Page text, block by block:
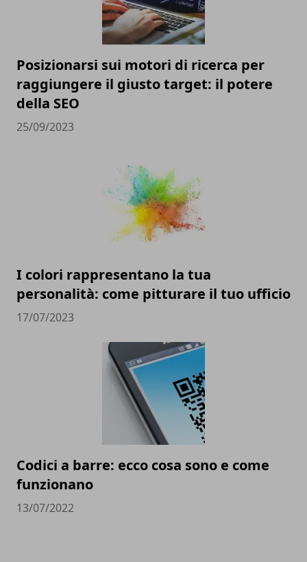
Posizionarsi sui motori di ricerca per
raggiungere il giusto target: il potere
della SEO
25/09/2023
I colori rappresentano la tua
personalità: come pitturare il tuo ufficio
17/07/2023
Codici a barre: ecco cosa sono e come
funzionano
13/07/2022